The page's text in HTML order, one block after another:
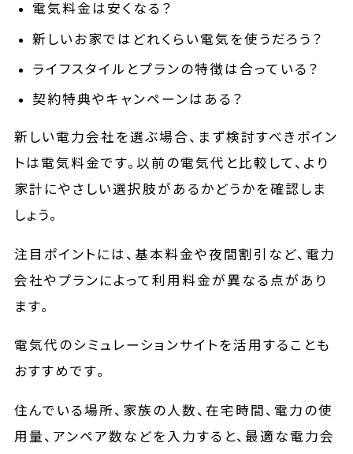
電気料金は安くなる？
新しいお家ではどれくらい電気を使うだろう？
ライフスタイルとプランの特徴は合っている？
契約特典やキャンペーンはある？
新しい電力会社を選ぶ場合、まず検討すべきポイン
トは電気料金です。以前の電気代と比較して、より
家計にやさしい選択肢があるかどうかを確認しま
しょう。
注目ポイントには、基本料金や夜間割引など、電力
会社やプランによって利用料金が異なる点があり
ます。
電気代のシミュレーションサイトを活用することも
おすすめです。
住んでいる場所、家族の人数、在宅時間、電力の使
用量、アンペア数などを入力すると、最適な電力会